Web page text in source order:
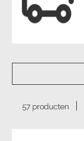
57 producten